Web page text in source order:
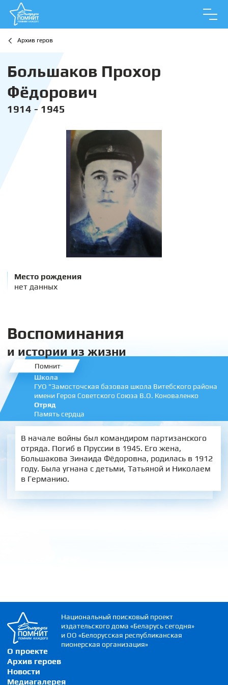
Архив геров
Большаков Прохор
Фёдорович
1914 - 1945
Место рождения
нет данных
Воспоминания
и истории из жизни
Помнит
Школа
ГУО "Замосточская базовая школа Витебского района
имени Героя Советского Союза В.О. Коноваленко
Отряд
Память сердца
В начале войны был командиром партизанского
отряда. Погиб в Пруссии в 1945. Его жена,
Большакова Зинаида Фёдоровна, родилась в 1912
году. Была угнана с детьми, Татьяной и Николаем
в Германию.
О проекте
Архив героев
Новости
Медиагалерея
Национальный поисковый проект
издательского дома «Беларусь сегодня»
и ОО «Белорусская республиканская
пионерская организация»